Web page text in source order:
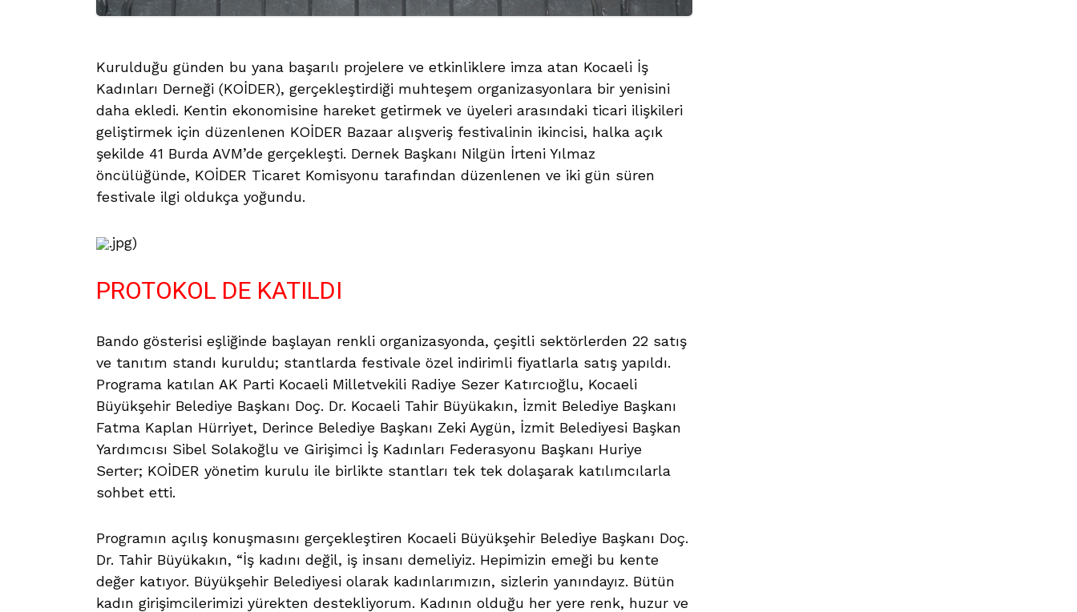
Kurulduğu günden bu yana başarılı projelere ve etkinliklere imza atan Kocaeli İş
Kadınları Derneği (KOİDER), gerçekleştirdiği muhteşem organizasyonlara bir yenisini
daha ekledi. Kentin ekonomisine hareket getirmek ve üyeleri arasındaki ticari ilişkileri
geliştirmek için düzenlenen KOİDER Bazaar alışveriş festivalinin ikincisi, halka açık
şekilde 41 Burda AVM’de gerçekleşti. Dernek Başkanı Nilgün İrteni Yılmaz
öncülüğünde, KOİDER Ticaret Komisyonu tarafından düzenlenen ve iki gün süren
festivale ilgi oldukça yoğundu.
.jpg)
PROTOKOL DE KATILDI
Bando gösterisi eşliğinde başlayan renkli organizasyonda, çeşitli sektörlerden 22 satış
ve tanıtım standı kuruldu; stantlarda festivale özel indirimli fiyatlarla satış yapıldı.
Programa katılan AK Parti Kocaeli Milletvekili Radiye Sezer Katırcıoğlu, Kocaeli
Büyükşehir Belediye Başkanı Doç. Dr. Kocaeli Tahir Büyükakın, İzmit Belediye Başkanı
Fatma Kaplan Hürriyet, Derince Belediye Başkanı Zeki Aygün, İzmit Belediyesi Başkan
Yardımcısı Sibel Solakoğlu ve Girişimci İş Kadınları Federasyonu Başkanı Huriye
Serter; KOİDER yönetim kurulu ile birlikte stantları tek tek dolaşarak katılımcılarla
sohbet etti.
Programın açılış konuşmasını gerçekleştiren Kocaeli Büyükşehir Belediye Başkanı Doç.
Dr. Tahir Büyükakın, “İş kadını değil, iş insanı demeliyiz. Hepimizin emeği bu kente
değer katıyor. Büyükşehir Belediyesi olarak kadınlarımızın, sizlerin yanındayız. Bütün
kadın girişimcilerimizi yürekten destekliyorum. Kadının olduğu her yere renk, huzur ve